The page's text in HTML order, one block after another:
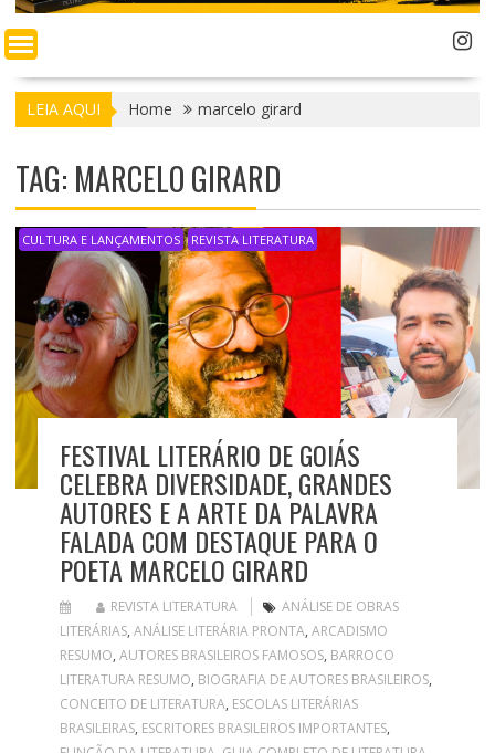
LEIA AQUI Home marcelo girard
TAG: MARCELO GIRARD
CULTURA E LANÇAMENTOS REVISTA LITERATURA
FESTIVAL LITERÁRIO DE GOIÁS
CELEBRA DIVERSIDADE, GRANDES
AUTORES E A ARTE DA PALAVRA
FALADA COM DESTAQUE PARA O
POETA MARCELO GIRARD
REVISTA LITERATURA
ANÁLISE DE OBRAS
LITERÁRIAS, ANÁLISE LITERÁRIA PRONTA, ARCADISMO
RESUMO, AUTORES BRASILEIROS FAMOSOS, BARROCO
LITERATURA RESUMO, BIOGRAFIA DE AUTORES BRASILEIROS,
CONCEITO DE LITERATURA, ESCOLAS LITERÁRIAS
BRASILEIRAS, ESCRITORES BRASILEIROS IMPORTANTES,